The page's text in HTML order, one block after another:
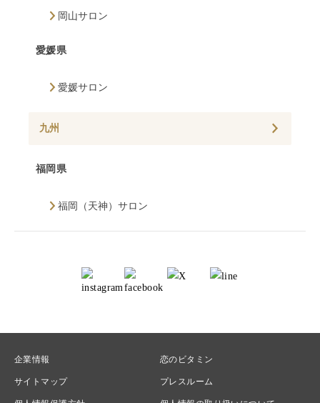
岡山サロン
愛媛県
愛媛サロン
九州
福岡県
福岡（天神）サロン
企業情報 恋のビタミン
サイトマップ プレスルーム